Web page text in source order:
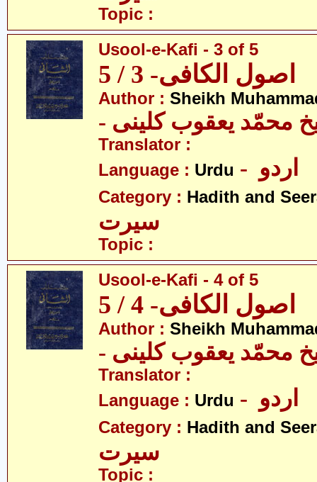
Topic :
Usool-e-Kafi - 3 of 5
اصول الکافی- 3 / 5
Author : Sheikh
محمّد یعقوب کلینی
Translator :
Language : Urdu
Category : Hadith and
سیرت
Topic :
Usool-e-Kafi - 4 of 5
اصول الکافی- 4 / 5
Author : Sheikh
محمّد یعقوب کلینی
Translator :
Language : Urdu
Category : Hadith and
سیرت
Topic :